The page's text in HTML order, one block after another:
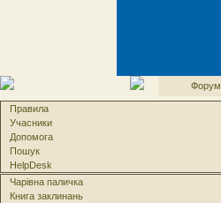
Форум
Правила
Учасники
Допомога
Пошук
HelpDesk
Чарівна паличка
Книга заклинань